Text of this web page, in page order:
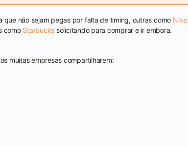
não sejam pegas por falta de timing, outras como
como Starbucks solicitando para comprar e ir embora.
muitas empresas compartilharem: